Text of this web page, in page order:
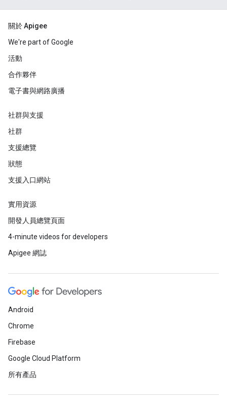
關於 Apigee
We're part of Google
活動
合作夥伴
電子書與網路廣播
社群與支援
社群
支援總覽
狀態
支援入口網站
實用資源
開發人員總覽頁面
4-minute videos for developers
Apigee 網誌
Android
Chrome
Firebase
Google Cloud Platform
所有產品